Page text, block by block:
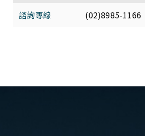
諮詢專線
(02)8985-1166